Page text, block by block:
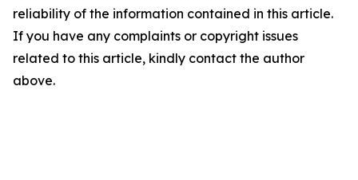
reliability of the information contained in this article.
If you have any complaints or copyright issues
related to this article, kindly contact the author
above.